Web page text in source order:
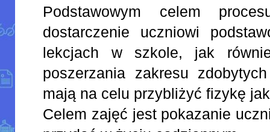
Podstawowym celem
dostarczenie uczniowi
lekcjach w szkole, jak
poszerzania zakresu
mają na celu przybliżyć fizykę
Celem zajęć jest pokazanie